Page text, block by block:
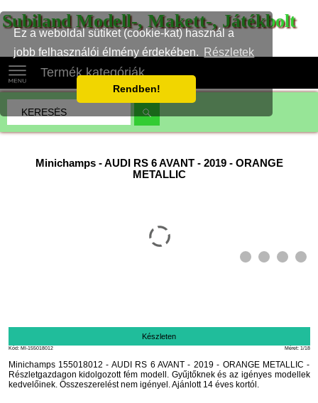
Ez a weboldal sütiket (cookie-kat) használ a
jobb felhasználói élmény érdekében.
Részletek
Rendben!
Subiland Modell-, Makett-, Játékbolt
Termék kategóriák
Minichamps-AUDI RS 6 AVANT - 2019 - ORANGE
METALLIC
Készleten
Méret: 1/18
Kód: MI-155018012
Minichamps 155018012 - AUDI RS 6 AVANT - 2019 - ORANGE METALLIC -
Részletgazdagon kidolgozott fém modell. Gyűjtőknek és az igényes modellek
kedvelőinek. Összeszerelést nem igényel. Ajánlott 14 éves kortól.